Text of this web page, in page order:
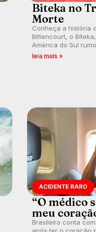
Biteka no
Morte
Conheça a história
Bittencourt, o
América do Sul
em uma jornada que
leia mais »
ACIDENTE RARO
“O médico
meu
Brasileiro conta
após ter o coração